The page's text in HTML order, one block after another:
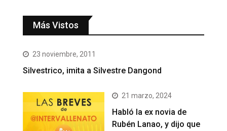
Más Vistos
23 noviembre, 2011
Silvestrico, imita a Silvestre Dangond
21 marzo, 2024
Habló la ex novia de
Rubén Lanao, y dijo que